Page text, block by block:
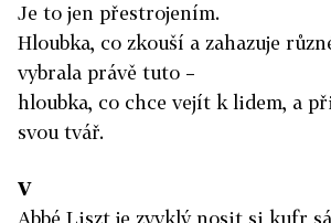
Je to jen přestrojením.
Hloubka, co zkouší a zahazuje
vybrala právě tuto –
hloubka, co chce vejít k lidem, a
svou tvář.
V
Abbé Liszt je zvyklý nosit si kufr